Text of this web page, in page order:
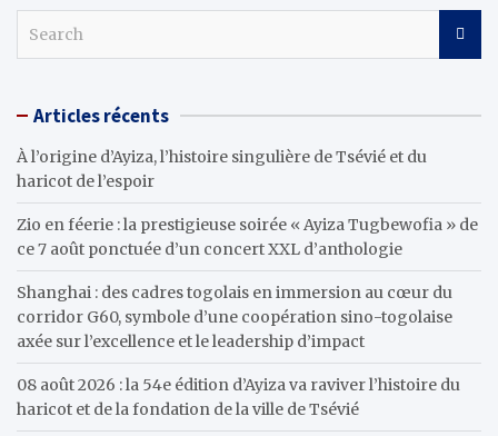
c
h
Articles récents
À l’origine d’Ayiza, l’histoire singulière de Tsévié et du
haricot de l’espoir
Zio en féerie : la prestigieuse soirée « Ayiza Tugbewofia » de
ce 7 août ponctuée d’un concert XXL d’anthologie
Shanghai : des cadres togolais en immersion au cœur du
corridor G60, symbole d’une coopération sino-togolaise
axée sur l’excellence et le leadership d’impact
08 août 2026 : la 54e édition d’Ayiza va raviver l’histoire du
haricot et de la fondation de la ville de Tsévié